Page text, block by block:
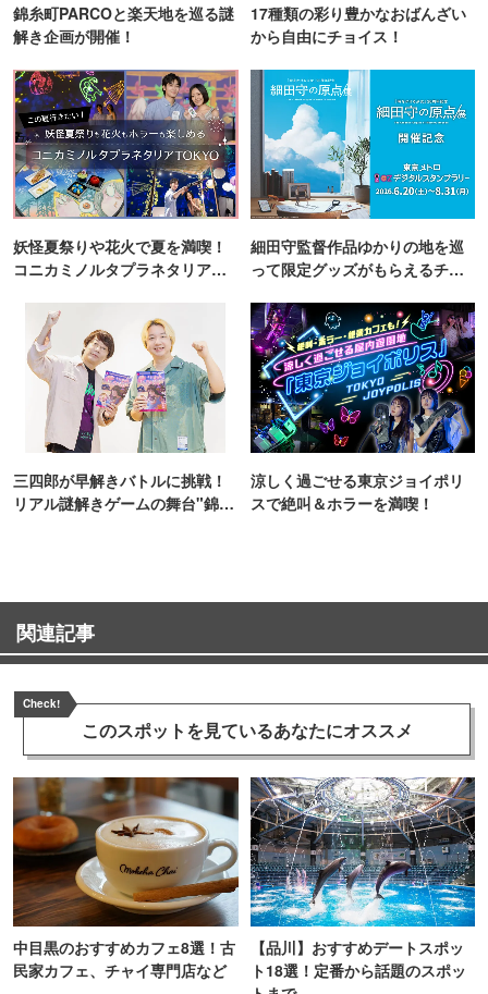
錦糸町PARCOと楽天地を巡る謎
解き企画が開催！
17種類の彩り豊かなおばんざい
から自由にチョイス！
妖怪夏祭りや花火で夏を満喫！
コニカミノルタプラネタリア
細田守監督作品ゆかりの地を巡
って限定グッズがもらえるチャ
三四郎が早解きバトルに挑戦！
リアル謎解きゲームの舞台"錦糸
涼しく過ごせる東京ジョイポリ
スで絶叫＆ホラーを満喫！
関連記事
Check!
このスポットを見ているあなたにオススメ
中目黒のおすすめカフェ8選！古
民家カフェ、チャイ専門店など
【品川】おすすめデートスポッ
ト18選！定番から話題のスポッ